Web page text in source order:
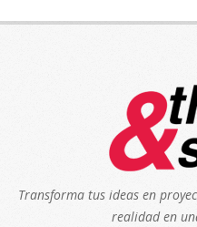
Transforma tus ideas en
realidad en